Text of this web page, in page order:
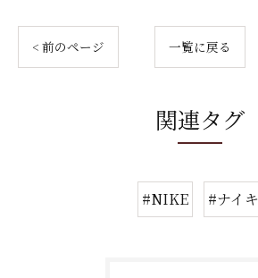
< 前のページ 一覧に戻る
関連タグ
#NIKE #ナイキ